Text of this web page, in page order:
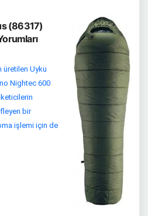
(86317)
üretilen Uyku
Nightec 600
bir
işlemi için de